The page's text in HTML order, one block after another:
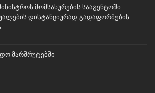
მომსახურების სააგენტოში
დისტანციურად გადაფორმების
მარშრუტებში